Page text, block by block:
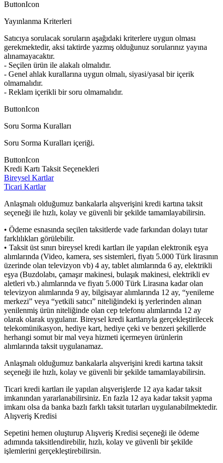
ButtonIcon
Yayınlanma Kriterleri
Satıcıya sorulacak soruların aşağıdaki kriterlere uygun olması
gerekmektedir, aksi taktirde yazmış olduğunuz sorularınız yayına
alınamayacaktır.
- Seçilen ürün ile alakalı olmalıdır.
- Genel ahlak kurallarına uygun olmalı, siyasi/yasal bir içerik
olmamalıdır.
- Reklam içerikli bir soru olmamalıdır.
ButtonIcon
Soru Sorma Kuralları
Soru Sorma Kuralları içeriği.
ButtonIcon
Kredi Kartı Taksit Seçenekleri
Bireysel Kartlar
Ticari Kartlar
Anlaşmalı olduğumuz bankalarla alışverişini kredi kartına taksit
seçeneği ile hızlı, kolay ve güvenli bir şekilde tamamlayabilirsin.
• Ödeme esnasında seçilen taksitlerde vade farkından dolayı tutar
farklılıkları görülebilir.
• Taksit üst sınırı bireysel kredi kartları ile yapılan elektronik eşya
alımlarında (Video, kamera, ses sistemleri, fiyatı 5.000 Türk lirasının
üzerinde olan televizyon vb) 4 ay, tablet alımlarında 6 ay, elektrikli
eşya (Buzdolabı, çamaşır makinesi, bulaşık makinesi, elektrikli ev
aletleri vb.) alımlarında ve fiyatı 5.000 Türk Lirasına kadar olan
televizyon alımlarında 9 ay, bilgisayar alımlarında 12 ay, “yenileme
merkezi” veya “yetkili satıcı” niteliğindeki iş yerlerinden alınan
yenilenmiş ürün niteliğinde olan cep telefonu alımlarında 12 ay
olarak olarak uygulanır. Bireysel kredi kartlarıyla gerçekleştirilecek
telekomünikasyon, hediye kart, hediye çeki ve benzeri şekillerde
herhangi somut bir mal veya hizmeti içermeyen ürünlerin
alımlarında taksit uygulanamaz.
Anlaşmalı olduğumuz bankalarla alışverişini kredi kartına taksit
seçeneği ile hızlı, kolay ve güvenli bir şekilde tamamlayabilirsin.
Ticari kredi kartları ile yapılan alışverişlerde 12 aya kadar taksit
imkanından yararlanabilirsiniz. En fazla 12 aya kadar taksit yapma
imkanı olsa da banka bazlı farklı taksit tutarları uygulanabilmektedir.
Alışveriş Kredisi
Sepetini hemen oluşturup Alışveriş Kredisi seçeneği ile ödeme
adımında taksitlendirebilir, hızlı, kolay ve güvenli bir şekilde
işlemlerini gerçekleştirebilirsin.